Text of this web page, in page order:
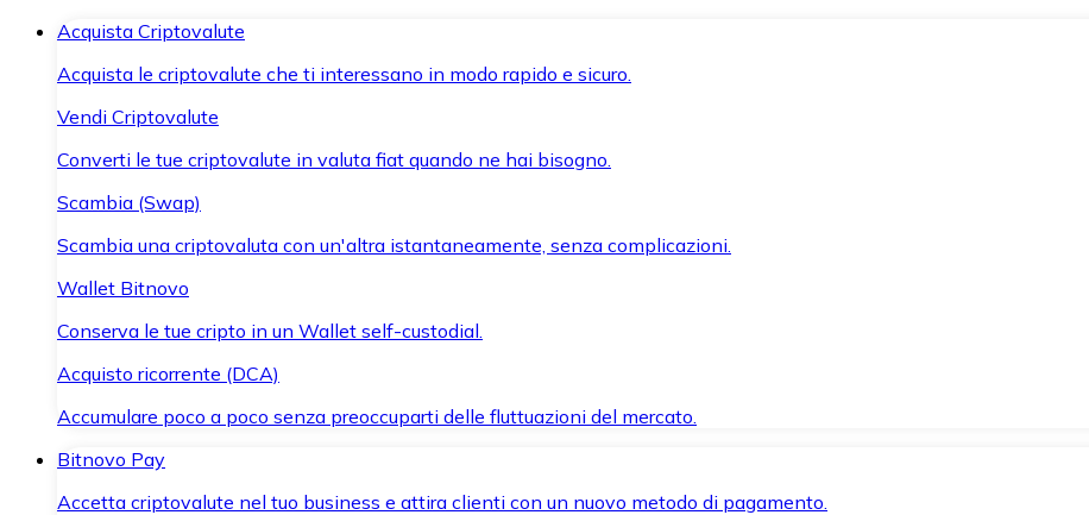
Acquista Criptovalute
Acquista le criptovalute che ti interessano in modo rapido e sicuro.
Vendi Criptovalute
Converti le tue criptovalute in valuta fiat quando ne hai bisogno.
Scambia (Swap)
Scambia una criptovaluta con un'altra istantaneamente, senza complicazioni.
Wallet Bitnovo
Conserva le tue cripto in un Wallet self-custodial.
Acquisto ricorrente (DCA)
Accumulare poco a poco senza preoccuparti delle fluttuazioni del mercato.
Bitnovo Pay
Accetta criptovalute nel tuo business e attira clienti con un nuovo metodo di pagamento.